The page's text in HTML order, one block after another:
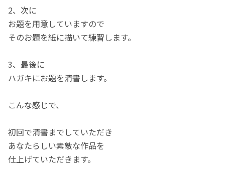
2、次に
お題を用意していますので
そのお題を紙に描いて練習します。
3、最後に
ハガキにお題を清書します。
こんな感じで、
初回で清書までしていただき
あなたらしい素敵な作品を
仕上げていただきます。